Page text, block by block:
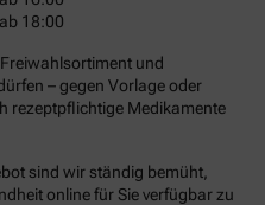
18:00
und
– gegen Vorlage oder
rezeptpflichtige Medikamente
sind wir ständig bemüht,
online für Sie verfügbar zu